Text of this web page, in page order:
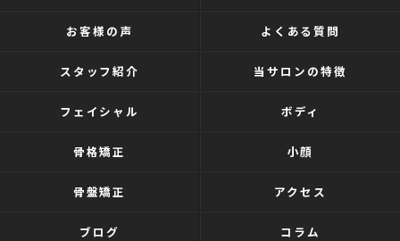
お客様の声 よくある質問
スタッフ紹介 当サロンの特徴
フェイシャル ボディ
骨格矯正 小顔
骨盤矯正 アクセス
ブログ コラム